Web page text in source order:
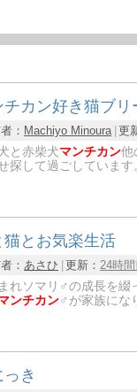
チカン好き猫ブ
： Machiyo Minoura 更
と赤柴犬マンチカン他
探して過ごしています
猫とお気楽生活
：あさひ 更新：24時間
れソマリ♂の成長を綴
ンチカン♂が家族にな
き